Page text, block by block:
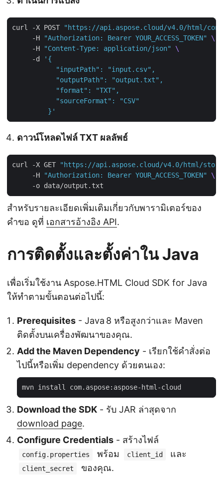
curl -X POST
"https://api.aspose.cloud/v4.0/html/
     -H
"Authorization: Bearer YOUR_ACCESS_TOKEN"
     -H
"Content-Type: application/json"
     -d
         }'
ดาวน์โหลดไฟล์ TXT ผลลัพธ์
curl -X GET
"https://api.aspose.cloud/v4.0/html/
     -H
"Authorization: Bearer YOUR_ACCESS_TOKEN"
สำหรับรายละเอียดเพิ่มเติมเกี่ยวกับพารามิเตอร์ของ
คำขอ ดูที่ เอกสารอ้างอิง API.
การติดตั้งและตั้งค่าใน Java
เพื่อเริ่มใช้งาน Aspose.HTML Cloud SDK for Java
ให้ทำตามขั้นตอนต่อไปนี้:
Prerequisites - Java 8 หรือสูงกว่าและ Maven
ติดตั้งบนเครื่องพัฒนาของคุณ.
Add the Maven Dependency - เรียกใช้คำสั่งต่อ
ไปนี้หรือเพิ่ม dependency ด้วยตนเอง:
Download the SDK - รับ JAR ล่าสุดจาก
download page.
Configure Credentials - สร้างไฟล์
config.properties พร้อม client_id และ
client_secret
ของคุณ.